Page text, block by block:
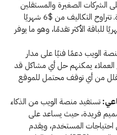
الشركات الصغيرة والمستقلين
البدء بدون استثمارات كبيرة. تتراوح التكاليف من $6 شهريًا
الأساسية إلى $18 شهريًا للباقة الأكثر تقدمًا، وهو ما يوفر
الويب دعمًا فنيًا على مدار
العملاء يمكنهم حل أي مشاكل قد
من أي توقف محتمل للموقع
تستفيد منصة الويب من الذكاء
فريدة، حيث يساعد على
المستخدم، ويقدم